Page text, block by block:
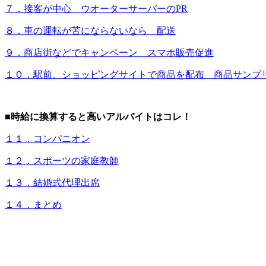
７．接客が中心 ウオーターサーバーのPR
８．車の運転が苦にならないなら 配送
９．商店街などでキャンペーン スマホ販売促進
１０．駅前、ショッピングサイトで商品を配布 商品サンプ
■時給に換算すると高いアルバイトはコレ！
１１．コンパニオン
１２．スポーツの家庭教師
１３．結婚式代理出席
１４．まとめ